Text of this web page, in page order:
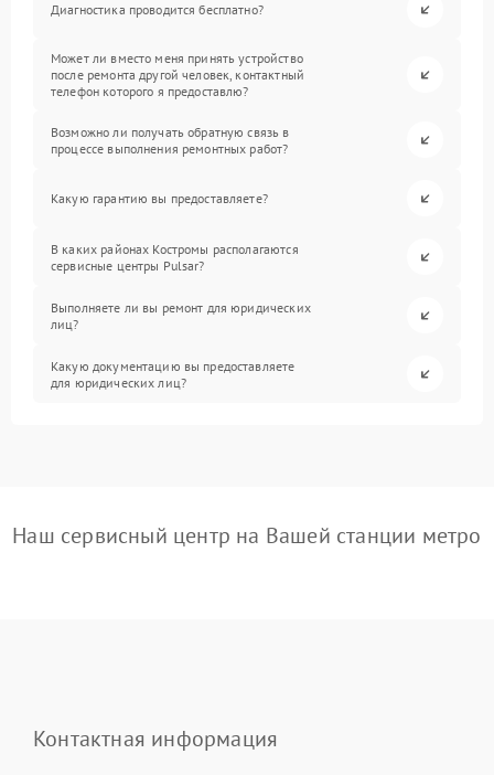
Диагностика проводится бесплатно?
Может ли вместо меня принять устройство
после ремонта другой человек, контактный
телефон которого я предоставлю?
Возможно ли получать обратную связь в
процессе выполнения ремонтных работ?
Какую гарантию вы предоставляете?
В каких районах Костромы располагаются
сервисные центры Pulsar?
Выполняете ли вы ремонт для юридических
лиц?
Какую документацию вы предоставляете
для юридических лиц?
Наш сервисный центр на Вашей станции метро
Контактная информация